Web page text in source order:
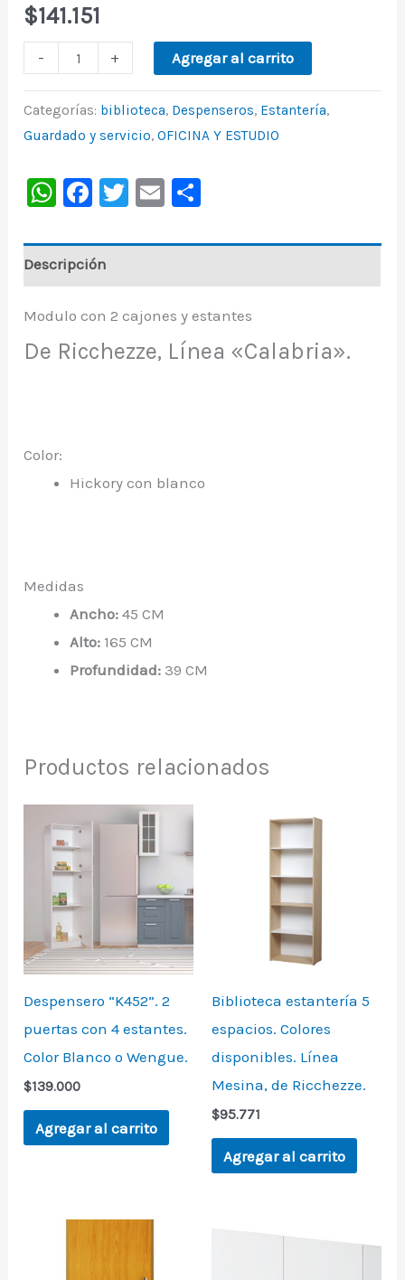
$141.151
- + Agregar al carrito
Categorías: biblioteca, Despenseros, Estantería,
Guardado y servicio,OFICINA Y ESTUDIO
WhatsApp
Facebook
Twitter
Email
Descripción
Modulo con 2 cajones y estantes
De Ricchezze, Línea «Calabria».
Color:
Hickory con blanco
Medidas
Ancho: 45 CM
Alto: 165 CM
Profundidad: 39 CM
Productos relacionados
Despensero “K452”. 2
puertas con 4 estantes.
Color Blanco o Wengue.
$139.000
Agregar al carrito
Biblioteca estantería 5
espacios. Colores
disponibles. Línea
Mesina, de Ricchezze.
$95.771
Agregar al carrito